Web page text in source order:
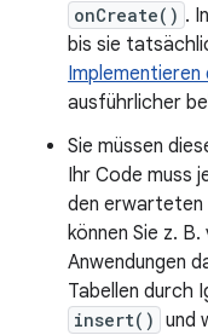
onCreate() .
bis sie
ausführlicher
Sie müssen
Ihr Code muss
den erwarteten
können Sie z.
Anwendungen
Tabellen durch
insert() und